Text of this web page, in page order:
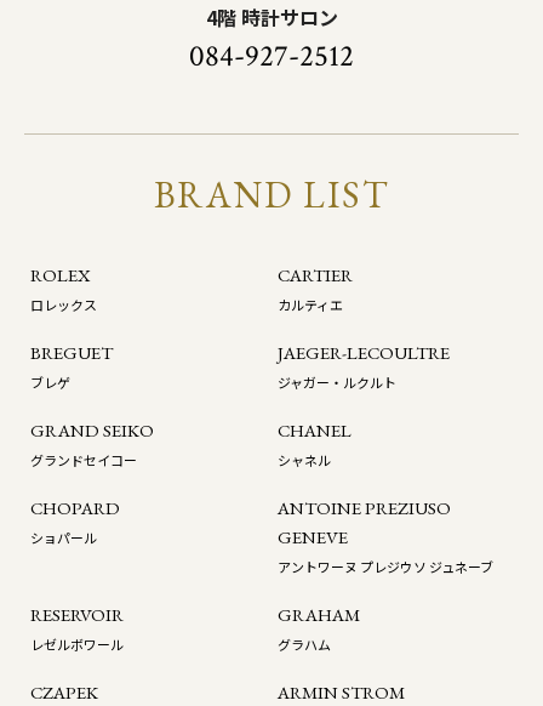
4階 時計サロン
084-927-2512
BRAND LIST
ROLEX
ロレックス
CARTIER
カルティエ
BREGUET
ブレゲ
JAEGER-LECOULTRE
ジャガー・ルクルト
GRAND SEIKO
グランドセイコー
CHANEL
シャネル
CHOPARD
ショパール
ANTOINE PREZIUSO
GENEVE
アントワーヌ プレジウソ ジュネーブ
RESERVOIR
レゼルボワール
GRAHAM
グラハム
CZAPEK ARMIN STROM